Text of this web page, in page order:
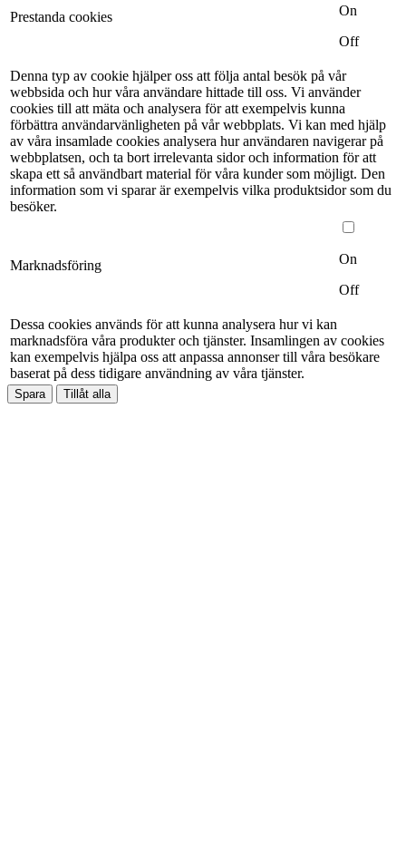
Prestanda cookies
On
Off
Denna typ av cookie hjälper oss att följa antal besök på vår
webbsida och hur våra användare hittade till oss. Vi använder
cookies till att mäta och analysera för att exempelvis kunna
förbättra användarvänligheten på vår webbplats. Vi kan med hjälp
av våra insamlade cookies analysera hur användaren navigerar på
webbplatsen, och ta bort irrelevanta sidor och information för att
skapa ett så användbart material för våra kunder som möjligt. Den
information som vi sparar är exempelvis vilka produktsidor som du
besöker.
Marknadsföring
On
Off
Dessa cookies används för att kunna analysera hur vi kan
marknadsföra våra produkter och tjänster. Insamlingen av cookies
kan exempelvis hjälpa oss att anpassa annonser till våra besökare
baserat på dess tidigare användning av våra tjänster.
Spara Tillåt alla